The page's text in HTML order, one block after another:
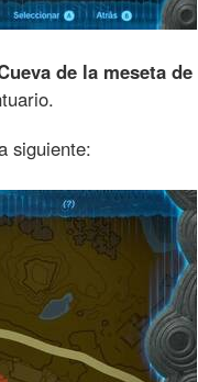
de la meseta de
siguiente: